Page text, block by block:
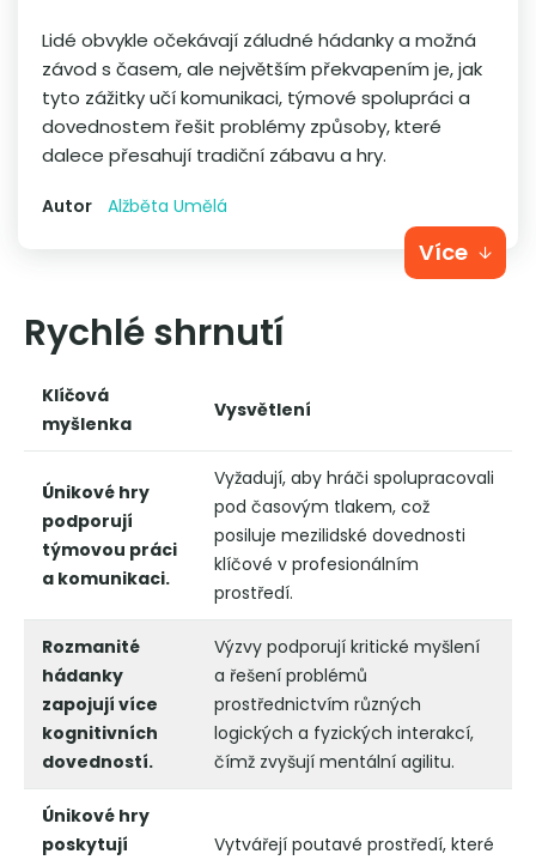
Lidé obvykle očekávají záludné hádanky a možná
závod s časem, ale největším překvapením je, jak
tyto zážitky učí komunikaci, týmové spolupráci a
dovednostem řešit problémy způsoby, které
dalece přesahují tradiční zábavu a hry.
Autor Alžběta Umělá
Více
Rychlé shrnutí
Klíčová
myšlenka
Vysvětlení
Únikové hry
podporují
týmovou práci
a komunikaci.
Vyžadují, aby hráči spolupracovali
pod časovým tlakem, což
posiluje mezilidské dovednosti
klíčové v profesionálním
prostředí.
Rozmanité
hádanky
zapojují více
kognitivních
dovedností.
Výzvy podporují kritické myšlení
a řešení problémů
prostřednictvím různých
logických a fyzických interakcí,
čímž zvyšují mentální agilitu.
Únikové hry
poskytují
Vytvářejí poutavé prostředí, které